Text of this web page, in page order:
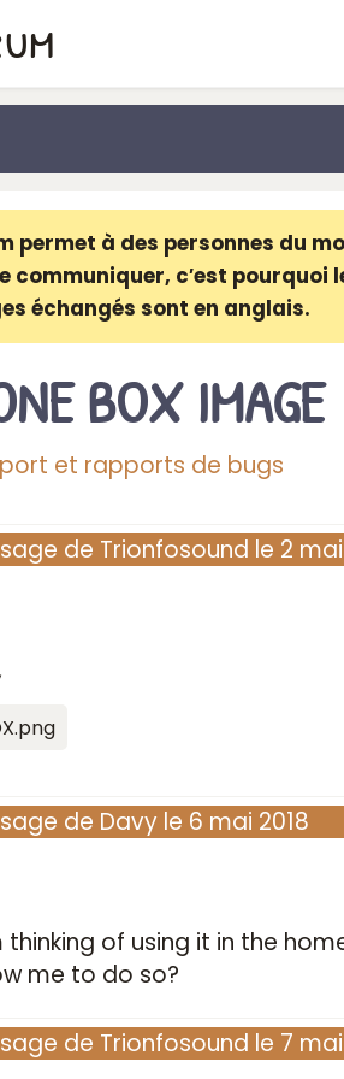
permet à des personnes du
communiquer, c′est pourquoi
échangés sont en anglais.
BOX IMAGE
et rapports de bugs
de Trionfosound le 2
de Davy le 6 mai 2018
thinking of using it in the
me to do so?
de Trionfosound le 7